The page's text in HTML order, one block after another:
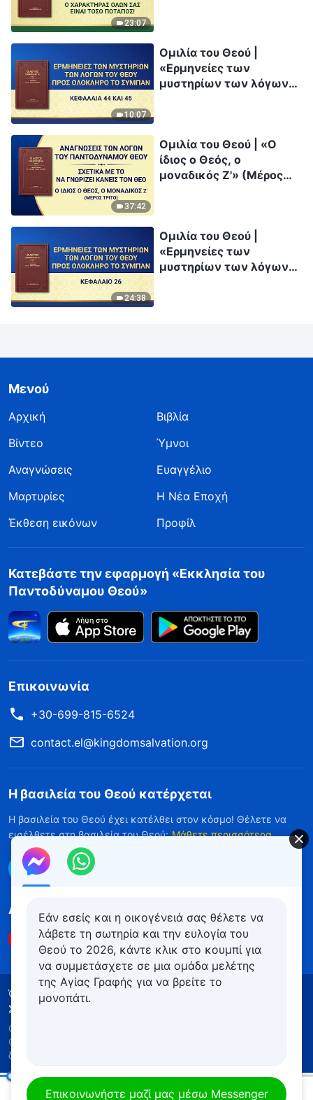
23:07
10:07
Ομιλία του Θεού |
«Ερμηνείες των
μυστηρίων των λόγων
37:42
Ομιλία του Θεού | «Ο
ίδιος ο Θεός, ο
μοναδικός Ζ'» (Μέρος
24:38
Ομιλία του Θεού |
«Ερμηνείες των
μυστηρίων των λόγων
Μενού
Αρχική
Βιβλία
Βίντεο
Ύμνοι
Αναγνώσεις
Ευαγγέλιο
Μαρτυρίες
Η Νέα Εποχή
Έκθεση εικόνων
Προφίλ
Κατεβάστε την εφαρμογή «Εκκλησία του
Παντοδύναμου Θεού»
Επικοινωνία
+30-699-815-6524
contact.el@kingdomsalvation.org
Η βασιλεία του Θεού κατέρχεται
Η βασιλεία του Θεού έχει κατέλθει στον κόσμο! Θέλετε να
εισέλθετε στη βασιλεία του Θεού; Μάθετε περισσότερα
Επικοινωνήστε μαζί μας μέσω Messenger
Ακολουθήστε μας
Όροι Χρήσης
Πολιτική απορρήτου
Συντελεστές
Copyright © 2026
Θεού
δικαιώματος.
Εάν εσείς και η οικογένειά σας θέλετε να
λάβετε τη σωτηρία και την ευλογία του
Θεού το 2026, κάντε κλικ στο κουμπί για
να συμμετάσχετε σε μια ομάδα μελέτης
της Αγίας Γραφής για να βρείτε το
μονοπάτι.
Επικοινωνήστε μαζί μας μέσω Messenger
Οι πονηροί πρέπει να τιμωρούνται